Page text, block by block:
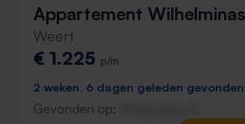
Appartement
Weert
€ 1.225 p/m
2 weken, 6 dagen geleden gevonden
Gevonden op: